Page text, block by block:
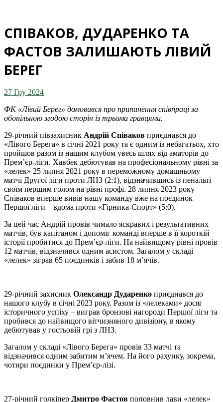
СПІВАКОВ, ДУДАРЕНКО ТА
ФАСТОВ ЗАЛИШАЮТЬ ЛІВИЙ
БЕРЕГ
27 Гру 2024
ФК «Лівий Берег» домовився про припинення співпраці за
обопільною згодою сторін із трьома гравцями.
29-річний півзахисник Андрій Співаков приєднався до
«Лівого Берега» в січні 2021 року та є одним із небагатьох, хто
пройшов разом із нашим клубом увесь шлях від аматорів до
Прем’єр-ліги. Хавбек дебютував на професіональному рівні за
«лелек» 25 липня 2021 року в переможному домашньому
матчі Другої ліги проти ЛНЗ (2:1), відзначившись із пенальті
своїм першим голом на рівні профі. 28 липня 2023 року
Співаков вперше вивів нашу команду вже на поєдинок
Першої ліги – вдома проти «Гірника-Спорт» (5:0).
За цей час Андрій провів чимало яскравих і результативних
матчів, був капітаном і допоміг команді вперше в її короткій
історії пробитися до Прем’єр-ліги. На найвищому рівні провів
12 матчів, відзначився одним асистом. Загалом у складі
«лелек» зіграв 65 поєдинків і забив 18 м’ячів.
29-річний захисник Олександр Дударенко приєднався до
нашого клубу в січні 2023 року. Разом із «лелеками» досяг
історичного успіху – виграв бронзові нагороди Першої ліги та
пробився до найвищого вітчизняного дивізіону, в якому
дебютував у гостьовій грі з ЛНЗ.
Загалом у складі «Лівого Берега» провів 33 матчі та
відзначився одним забитим м’ячем. На його рахунку, зокрема,
чотири поєдинки у Прем’єр-лізі.
27-річний голкіпер Дмитро Фастов поповнив лави «лелек»